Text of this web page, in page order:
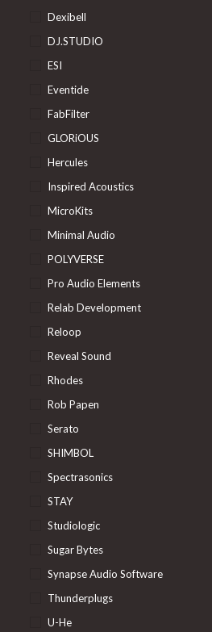
Dexibell
DJ.STUDIO
ESI
Eventide
FabFilter
GLORiOUS
Hercules
Inspired Acoustics
MicroKits
Minimal Audio
POLYVERSE
Pro Audio Elements
Relab Development
Reloop
Reveal Sound
Rhodes
Rob Papen
Serato
SHIMBOL
Spectrasonics
STAY
Studiologic
Sugar Bytes
Synapse Audio Software
Thunderplugs
U-He